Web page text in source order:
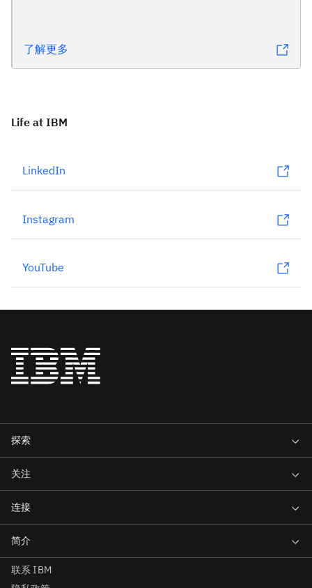
了解更多
Life at IBM
LinkedIn
Instagram
YouTube
联系 IBM